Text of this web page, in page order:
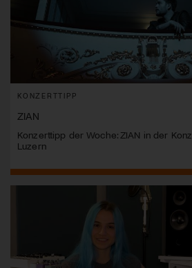
KONZERTTIPP
ZIAN
Konzerttipp der Woche: ZIAN in der
Luzern